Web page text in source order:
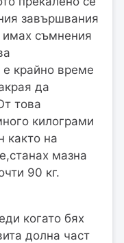
завършвания
имах съмнения
крайно време
да
това
килограми
както на
мазна
90 кг.
когато бях
долна част